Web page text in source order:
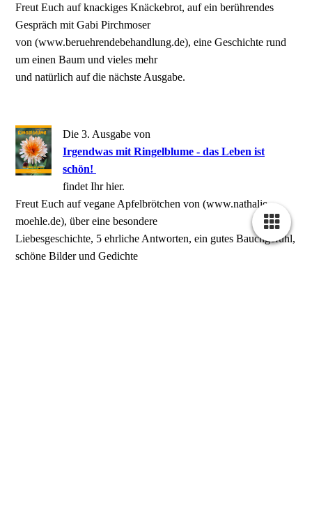
Freut Euch auf knackiges Knäckebrot, auf ein berührendes
Gespräch mit Gabi Pirchmoser
von (www.beruehrendebehandlung.de), eine Geschichte rund
um einen Baum und vieles mehr
und natürlich auf die nächste Ausgabe.
Die 3. Ausgabe von
Irgendwas mit Ringelblume - das Leben ist
schön!
findet Ihr hier.
Freut Euch auf vegane Apfelbrötchen von (www.nathalie-
moehle.de), über eine besondere
Liebesgeschichte, 5 ehrliche Antworten, ein gutes Bauchgefühl,
schöne Bilder und Gedichte